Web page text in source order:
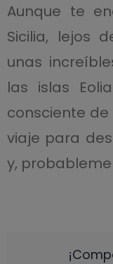
Aunque te
Sicilia, lejos
unas
las islas
consciente
viaje para
y,